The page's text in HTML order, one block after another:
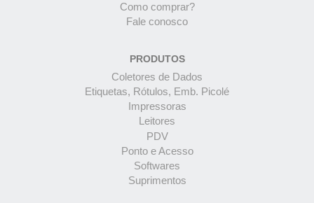
Como comprar?
Fale conosco
PRODUTOS
Coletores de Dados
Etiquetas, Rótulos, Emb. Picolé
Impressoras
Leitores
PDV
Ponto e Acesso
Softwares
Suprimentos